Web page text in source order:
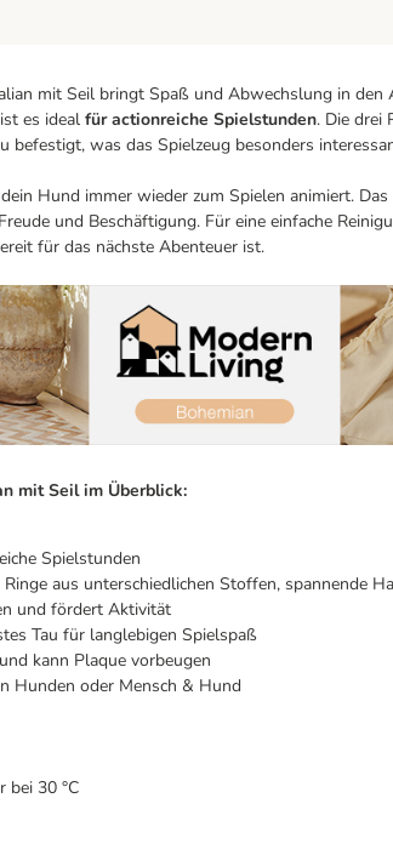
mit Seil bringt Spaß und Abwechslung in den
es ideal für actionreiche Spielstunden. Die drei
befestigt, was das Spielzeug besonders
Hund immer wieder zum Spielen animiert.
und Beschäftigung. Für eine einfache
für das nächste Abenteuer ist.
mit Seil im Überblick:
Spielstunden
Ringe aus unterschiedlichen Stoffen, spannende
und fördert Aktivität
Tau für langlebigen Spielspaß
kann Plaque vorbeugen
Hunden oder Mensch & Hund
bei 30 °C